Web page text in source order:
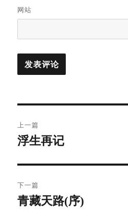
网站
章
航
上一篇
上
章：
浮生再记
下一篇
下
青藏天路(序)